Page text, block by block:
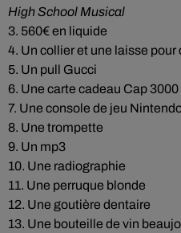
High School Musical
3. 560€ en liquide
4. Un collier et une laisse pour
5. Un pull Gucci
6. Une carte cadeau Cap 3000
7. Une console de jeu
8. Une trompette
9. Un mp3
10. Une radiographie
11. Une perruque blonde
12. Une goutière dentaire
13. Une bouteille de vin